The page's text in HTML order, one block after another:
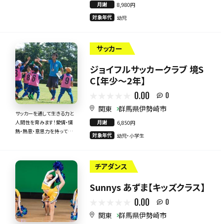
月謝
8,980円
対象年代
幼児
サッカーを通して生きる力と
人間性を育みます！愛情・情
熱・熱意・意思力を持って全
サッカー
ジョイフルサッカークラブ 境S
C【年少～2年】
0.00 0
関東 群馬県伊勢崎市
月謝
6,850円
対象年代
幼児・小学生
チアダンス
Sunnys あずま【キッズクラス】
0.00 0
関東 群馬県伊勢崎市